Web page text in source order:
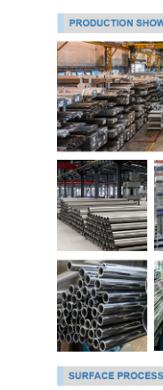
Fabrika Turu
Kalite Kontrol
Bizimle İletişim
Haberler
Soğuk
Soğuk
Sıcak